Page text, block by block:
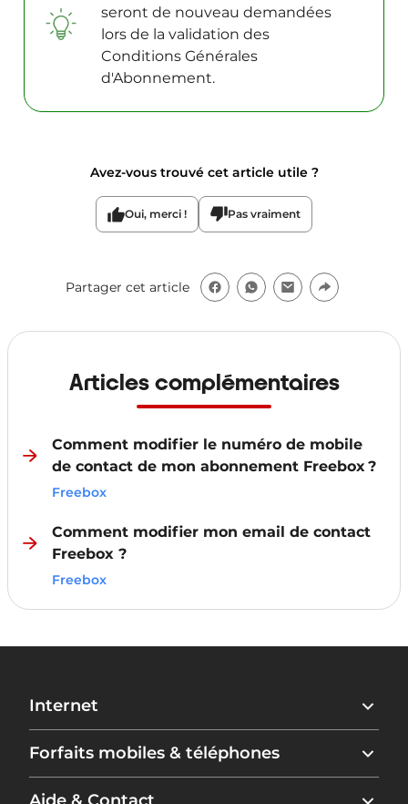
seront de nouveau demandées
lors de la validation des
Conditions Générales
d'Abonnement.
Avez-vous trouvé cet article utile ?
Oui, merci ! Pas vraiment
Partager cet article
Articles complémentaires
Comment modifier le numéro de mobile
de contact de mon abonnement Freebox ?
Freebox
Comment modifier mon email de contact
Freebox ?
Freebox
Internet
Freebox Ultra Essentiel
Forfaits mobiles & téléphones